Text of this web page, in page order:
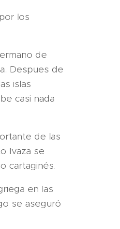
los
de
Despues de
islas
casi nada
de las
Ivaza se
cartaginés.
en las
se aseguró